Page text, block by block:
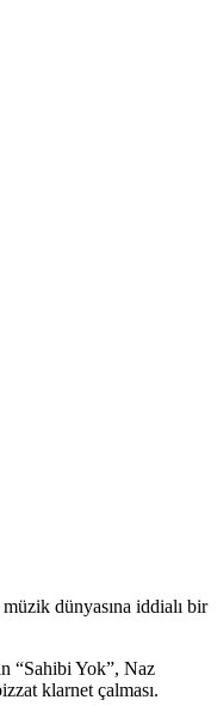
dünyasına iddialı bir
“Sahibi Yok”, Naz
klarnet çalması.